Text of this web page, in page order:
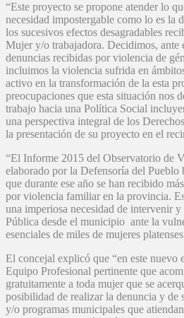
“Este proyecto se propone atender lo
necesidad impostergable como lo es la
los sucesivos efectos desagradables
Mujer y/o trabajadora. Decidimos, ante
denuncias recibidas por violencia de
incluimos la violencia sufrida en
activo en la transformación de la esta
preocupaciones que esta situación nos
trabajo hacia una Política Social
una perspectiva integral de los
la presentación de su proyecto en el
“El Informe 2015 del Observatorio de
elaborado por la Defensoría del Pueblo
que durante ese año se han recibido
por violencia familiar en la provincia.
una imperiosa necesidad de intervenir
Pública desde el municipio ante la
esenciales de miles de mujeres
El concejal explicó que “en este nuevo
Equipo Profesional pertinente que
gratuitamente a toda mujer que se
posibilidad de realizar la denuncia y de
y/o programas municipales que